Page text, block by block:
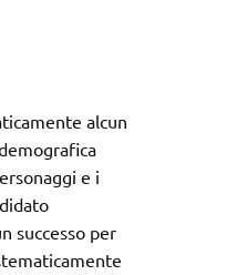
alcun
e i
successo per